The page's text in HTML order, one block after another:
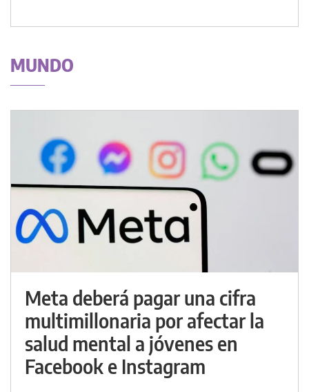
MUNDO
Meta deberá pagar una cifra
multimillonaria por afectar la
salud mental a jóvenes en
Facebook e Instagram